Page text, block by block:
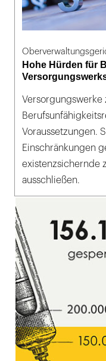
Hohe Hürden für
Versorgungswerke
Voraussetzungen.
Einschränkungen
existenzsichernde
ausschließen.